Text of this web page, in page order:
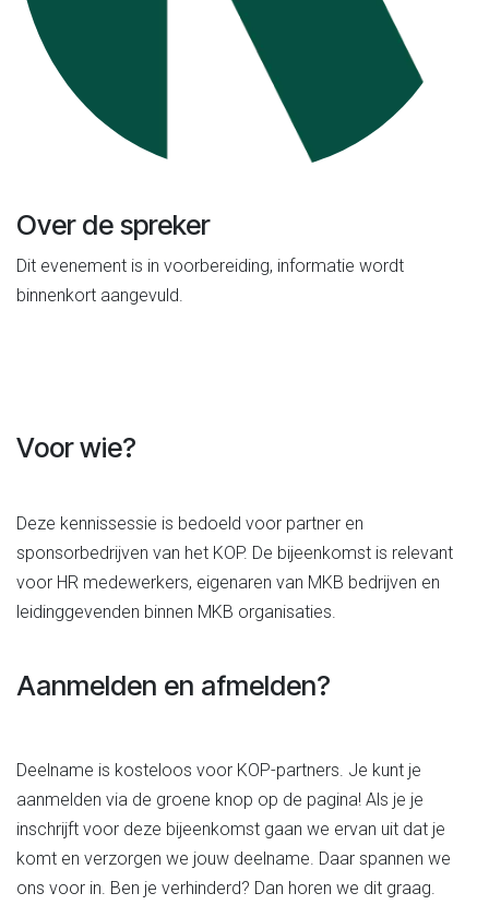
Over de spreker
Dit evenement is in voorbereiding, informatie wordt
binnenkort aangevuld.
Voor wie?
Deze kennissessie is bedoeld voor partner en
sponsorbedrijven van het KOP. De bijeenkomst is relevant
voor HR medewerkers, eigenaren van MKB bedrijven en
leidinggevenden binnen MKB organisaties.
Aanmelden en afmelden?
Deelname is kosteloos voor KOP-partners. Je kunt je
aanmelden via de groene knop op de pagina! Als je je
inschrijft voor deze bijeenkomst gaan we ervan uit dat je
komt en verzorgen we jouw deelname. Daar spannen we
ons voor in. Ben je verhinderd? Dan horen we dit graag.